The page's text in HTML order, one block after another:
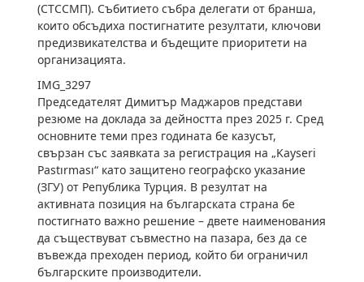
(СТССМП). Събитието събра делегати от бранша,
които обсъдиха постигнатите резултати, ключови
предизвикателства и бъдещите приоритети на
организацията.
IMG_3297
Председателят Димитър Маджаров представи
резюме на доклада за дейността през 2025 г. Сред
основните теми през годината бе казусът,
свързан със заявката за регистрация на „Kayseri
Pastırması“ като защитено географско указание
(ЗГУ) от Република Турция. В резултат на
активната позиция на българската страна бе
постигнато важно решение – двете наименования
да съществуват съвместно на пазара, без да се
въвежда преходен период, който би ограничил
българските производители.